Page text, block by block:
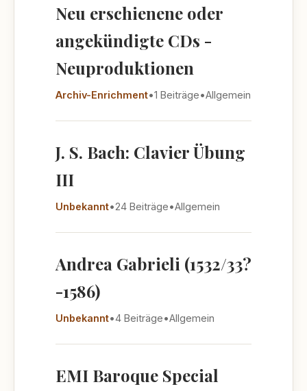
Neu erschienene oder
angekündigte CDs -
Neuproduktionen
Archiv-Enrichment•1 Beiträge•Allgemein
J. S. Bach: Clavier Übung
III
Unbekannt•24 Beiträge•Allgemein
Andrea Gabrieli (1532/33?
-1586)
Unbekannt•4 Beiträge•Allgemein
EMI Baroque Special